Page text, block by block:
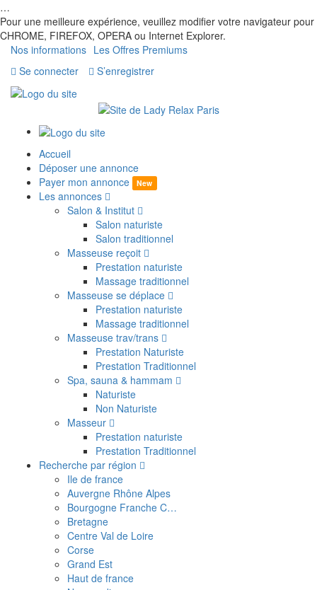
…
Pour une meilleure expérience, veuillez modifier votre navigateur pour
CHROME, FIREFOX, OPERA ou Internet Explorer.
Nos informations Les Offres Premiums
Se connecter
S’enregistrer
Accueil
Déposer une annonce
Payer mon annonce
New
Les annonces
Salon & Institut
Salon naturiste
Salon traditionnel
Masseuse reçoit
Prestation naturiste
Massage traditionnel
Masseuse se déplace
Prestation naturiste
Massage traditionnel
Masseuse trav/trans
Prestation Naturiste
Prestation Traditionnel
Spa, sauna & hammam
Naturiste
Non Naturiste
Masseur
Prestation naturiste
Prestation Traditionnel
Recherche par région
Ile de france
Auvergne Rhône Alpes
Bourgogne Franche C…
Bretagne
Centre Val de Loire
Corse
Grand Est
Haut de france